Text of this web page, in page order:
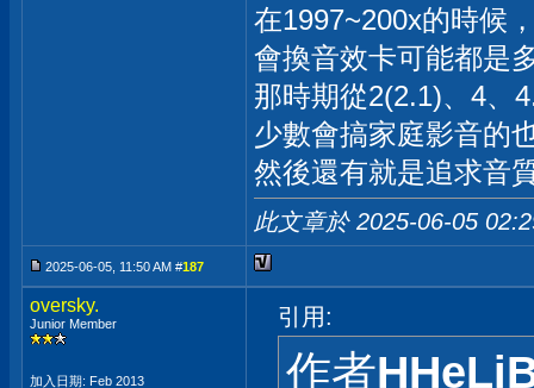
在1997~200x的時候
會換音效卡可能都是
那時期從2(2.1)、4、
少數會搞家庭影音的
然後還有就是追求音
此文章於 2025-06-05
2025-06-05, 11:50 AM #187
oversky.
Junior Member
加入日期: Feb 2013
引用:
作者